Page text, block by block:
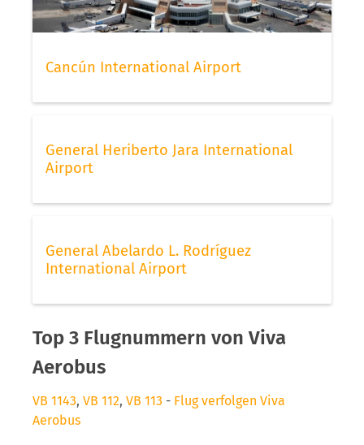
Cancún International Airport
General Heriberto Jara International
Airport
General Abelardo L. Rodríguez
International Airport
Top 3 Flugnummern von Viva
Aerobus
VB 1143, VB 112, VB 113 - Flug verfolgen Viva
Aerobus